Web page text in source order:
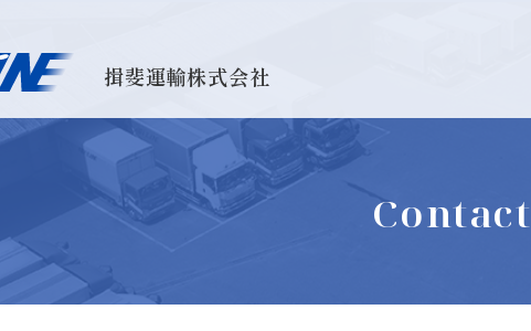
揖斐運輸株式会社
Contact